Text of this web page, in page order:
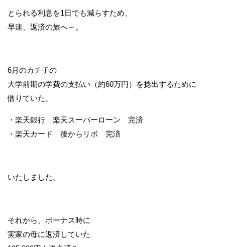
とられる利息を1日でも減らすため、
早速、返済の旅へ～。
6月のカチ子の
大学前期の学費の支払い（約60万円）を捻出するために
借りていた、
・楽天銀行 楽天スーパーローン 完済
・楽天カード 後からリボ 完済
いたしました。
それから、ボーナス時に
実家の母に返済していた